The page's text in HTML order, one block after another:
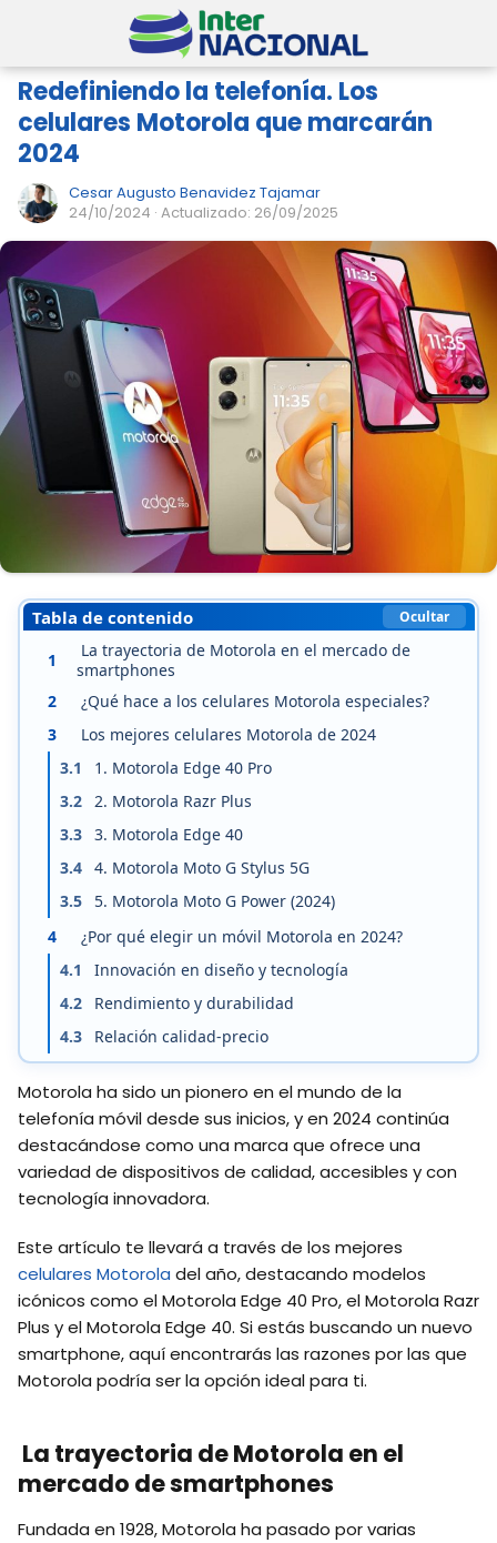
Redefiniendo la telefonía. Los
celulares Motorola que marcarán
2024
Cesar Augusto Benavidez Tajamar
24/10/2024 · Actualizado: 26/09/2025
Tabla de contenido Ocultar
1
La trayectoria de Motorola en el mercado de
smartphones
2
¿Qué hace a los celulares Motorola especiales?
3
Los mejores celulares Motorola de 2024
3.1
1. Motorola Edge 40 Pro
3.2
2. Motorola Razr Plus
3.3
3. Motorola Edge 40
3.4
4. Motorola Moto G Stylus 5G
3.5
5. Motorola Moto G Power (2024)
4
¿Por qué elegir un móvil Motorola en 2024?
4.1
Innovación en diseño y tecnología
4.2
Rendimiento y durabilidad
4.3
Relación calidad-precio
Motorola ha sido un pionero en el mundo de la
telefonía móvil desde sus inicios, y en 2024 continúa
destacándose como una marca que ofrece una
variedad de dispositivos de calidad, accesibles y con
tecnología innovadora.
Este artículo te llevará a través de los mejores
celulares Motorola del año, destacando modelos
icónicos como el Motorola Edge 40 Pro, el Motorola Razr
Plus y el Motorola Edge 40. Si estás buscando un nuevo
smartphone, aquí encontrarás las razones por las que
Motorola podría ser la opción ideal para ti.
La trayectoria de Motorola en el
mercado de smartphones
Fundada en 1928, Motorola ha pasado por varias